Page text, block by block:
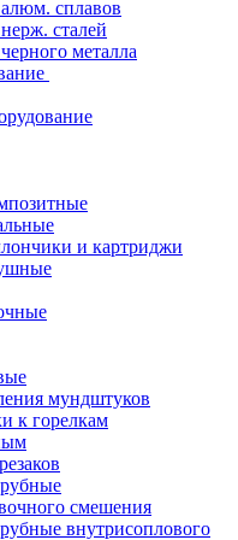
сплавов
сталей
металла
и картриджи
мундштуков
к горелкам
смешения
внутрисоплового